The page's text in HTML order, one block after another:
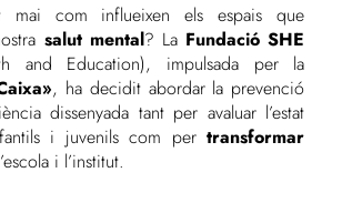
mai com influeixen els espais que
salut mental? La Fundació SHE
and Education), impulsada per la
, ha decidit abordar la prevenció
dissenyada tant per avaluar l’estat
i juvenils com pertransformar
i l’institut.